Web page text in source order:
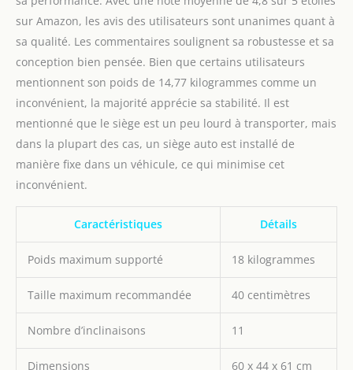
and Go i Size dispose
d'un SIPS (système de
protection contre les
chocs latéraux) pour
absorber les forces en
Les panneaux latéraux
profonds et les
doublures rembourrées
en mousse absorbant
supplémentaire contre
les chocs latéraux. Il
dispose également d'un
système exclusif anti-
évasion à 5 points plus.
Le système 5 points plus
est fixé au harnais. Il
réduit l'espace dans
pourrait généralement
sur Amazon, les avis des utilisateurs sont unanimes quant à
sa qualité. Les commentaires soulignent sa robustesse et sa
conception bien pensée. Bien que certains utilisateurs
mentionnent son poids de 14,77 kilogrammes comme un
inconvénient, la majorité apprécie sa stabilité. Il est
mentionné que le siège est un peu lourd à transporter, mais
dans la plupart des cas, un siège auto est installé de
manière fixe dans un véhicule, ce qui minimise cet
inconvénient.
Caractéristiques Détails
Poids maximum supporté 18 kilogrammes
Taille maximum recommandée 40 centimètres
Nombre d’inclinaisons 11
Dimensions 60 x 44 x 61 cm